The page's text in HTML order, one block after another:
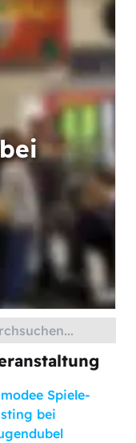
Spiele-
bei